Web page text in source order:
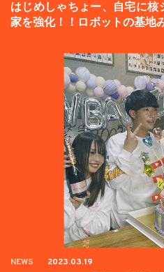
はじめしゃちょー、自宅に
家を強化！！ロボットの基地
NEWS 2023.03.19